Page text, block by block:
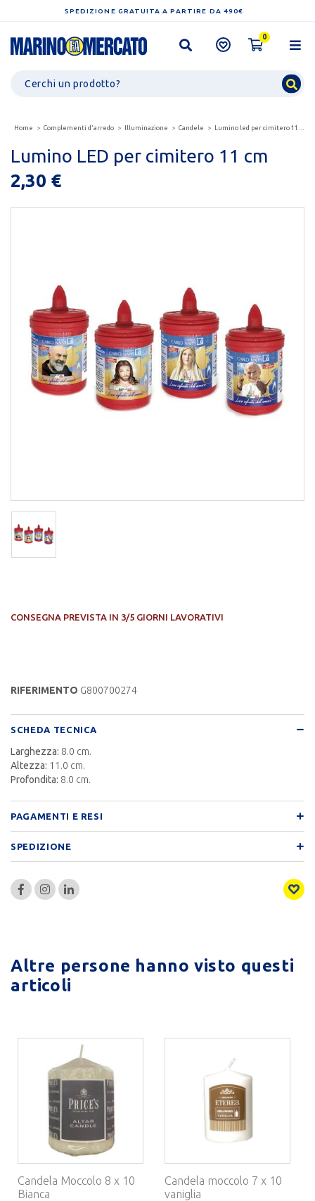
SPEDIZIONE GRATUITA A PARTIRE DA 490€
0
Home Complementi d'arredo Illuminazione Candele Lumino led per cimitero 11 cm
Lumino LED per cimitero 11 cm
2,30 €
CONSEGNA PREVISTA IN 3/5 GIORNI LAVORATIVI
RIFERIMENTO G800700274
SCHEDA TECNICA
Larghezza: 8.0 cm.
Altezza: 11.0 cm.
Profondita: 8.0 cm.
PAGAMENTI E RESI
SPEDIZIONE
Altre persone hanno visto questi
articoli
Candela Moccolo 8 x 10
Bianca
Candela moccolo 7 x 10
vaniglia